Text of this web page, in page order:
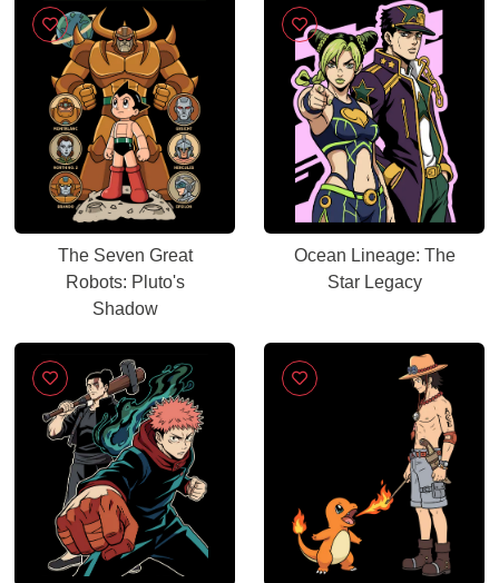
The Seven Great
Robots: Pluto's
Shadow
Ocean Lineage: The
Star Legacy